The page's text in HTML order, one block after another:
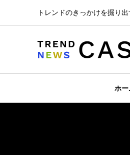
トレンドのきっかけを掘り
ホー